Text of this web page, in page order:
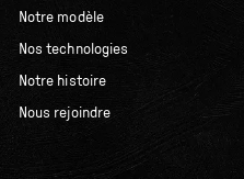
Notre modèle
Nos technologies
Notre histoire
Nous rejoindre